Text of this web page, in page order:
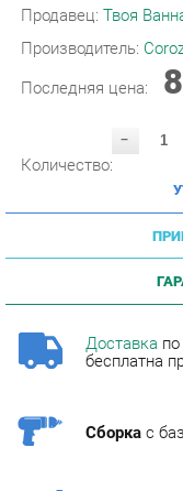
Производитель:
Последняя цена: 8
-
бесплатна